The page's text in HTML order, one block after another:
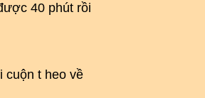
40 phút rồi
cuộn t heo về